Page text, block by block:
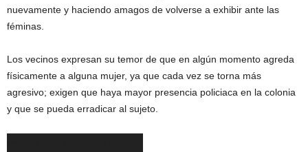
nuevamente y haciendo amagos de volverse a exhibir ante las
féminas.
Los vecinos expresan su temor de que en algún momento agreda
físicamente a alguna mujer, ya que cada vez se torna más
agresivo; exigen que haya mayor presencia policiaca en la colonia
y que se pueda erradicar al sujeto.